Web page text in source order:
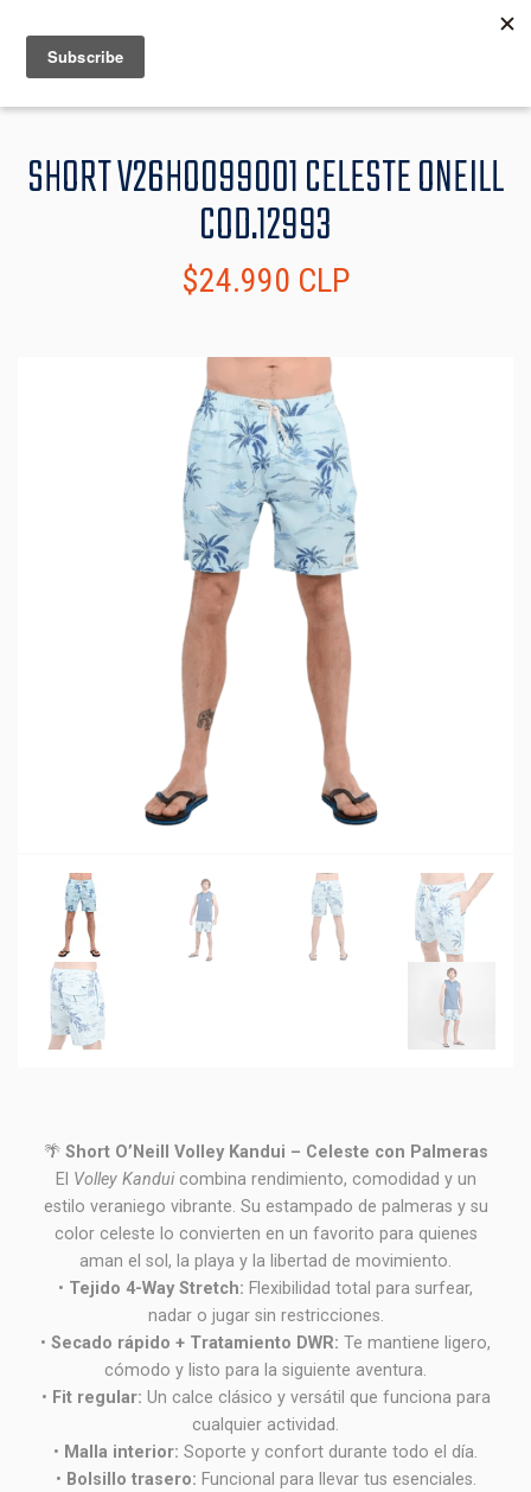
MENU
SHORT V26HO099001 CELESTE ONEILL
COD.12993
$24.990 CLP
🌴 Short O’Neill Volley Kandui – Celeste con Palmeras
El Volley Kanduicombina rendimiento, comodidad y un
estilo veraniego vibrante. Su estampado de palmeras y su
color celeste lo convierten en un favorito para quienes
aman el sol, la playa y la libertad de movimiento.
• Tejido 4-Way Stretch: Flexibilidad total para surfear,
nadar o jugar sin restricciones.
• Secado rápido + Tratamiento DWR: Te mantiene ligero,
cómodo y listo para la siguiente aventura.
• Fit regular: Un calce clásico y versátil que funciona para
cualquier actividad.
• Malla interior: Soporte y confort durante todo el día.
• Bolsillo trasero: Funcional para llevar tus esenciales.